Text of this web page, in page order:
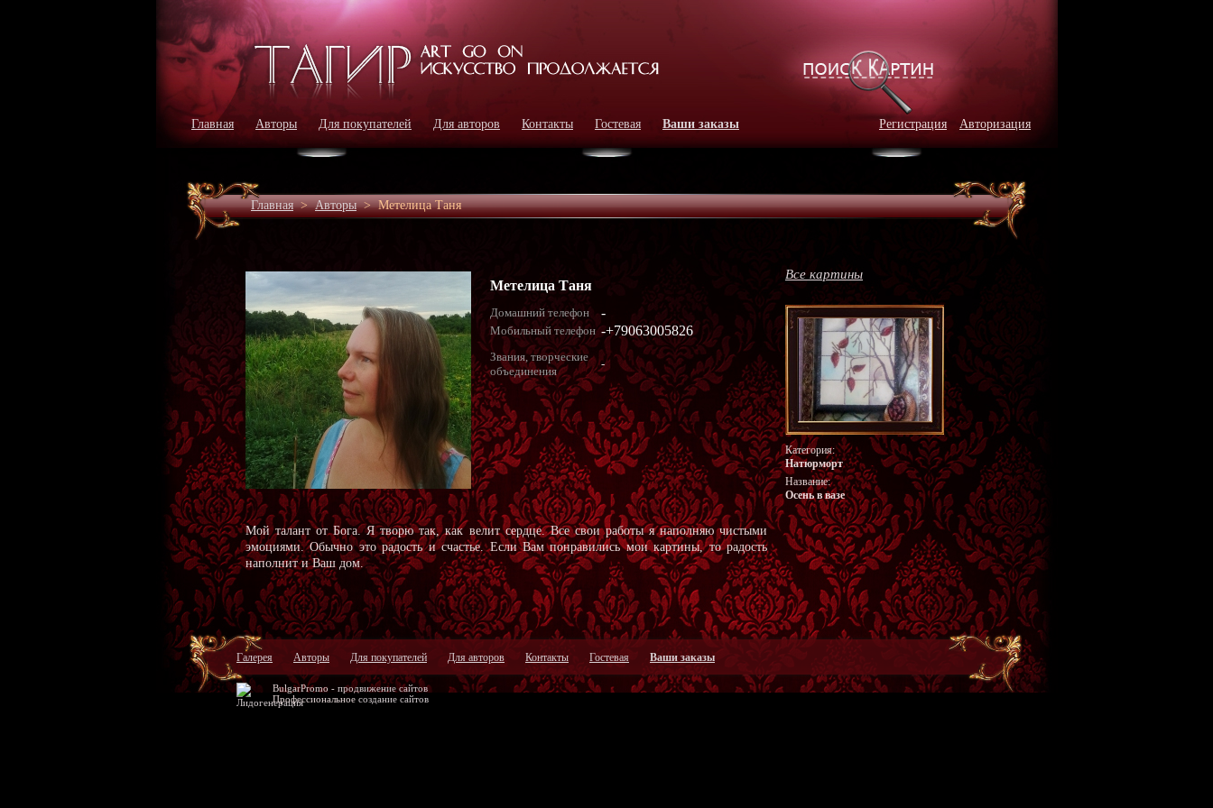
Главная Авторы Для покупателей Для авторов Контакты Гостевая Ваши заказы Регистрация Авторизация
Главная>Авторы>Метелица Таня
Метелица Таня
Домашний телефон -
Мобильный телефон -+79063005826
Звания, творческие
объединения
-
Мой талант от Бога. Я творю так, как велит сердце. Все свои работы я наполняю чистыми
эмоциями. Обычно это радость и счастье. Если Вам понравились мои картины, то радость
наполнит и Ваш дом.
Все картины
Категория:
Натюрморт
Название:
Осень в вазе
Галерея Авторы Для покупателей Для авторов Контакты Гостевая Ваши заказы
BulgarPromo - продвижение сайтов
Профессиональное создание сайтов